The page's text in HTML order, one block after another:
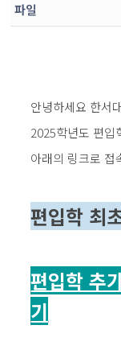
파일
안녕하세요 한서
2025학년도 편입
아래의 링크로 접
편입학 최
편입학 추
기